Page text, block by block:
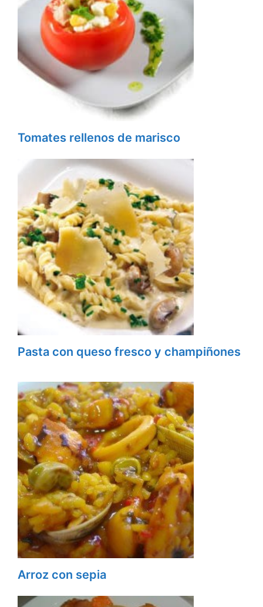
Tomates rellenos de marisco
Pasta con queso fresco y champiñones
Arroz con sepia